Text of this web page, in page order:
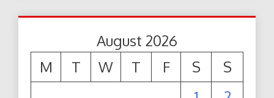
August 2026
M
T W T F S
S